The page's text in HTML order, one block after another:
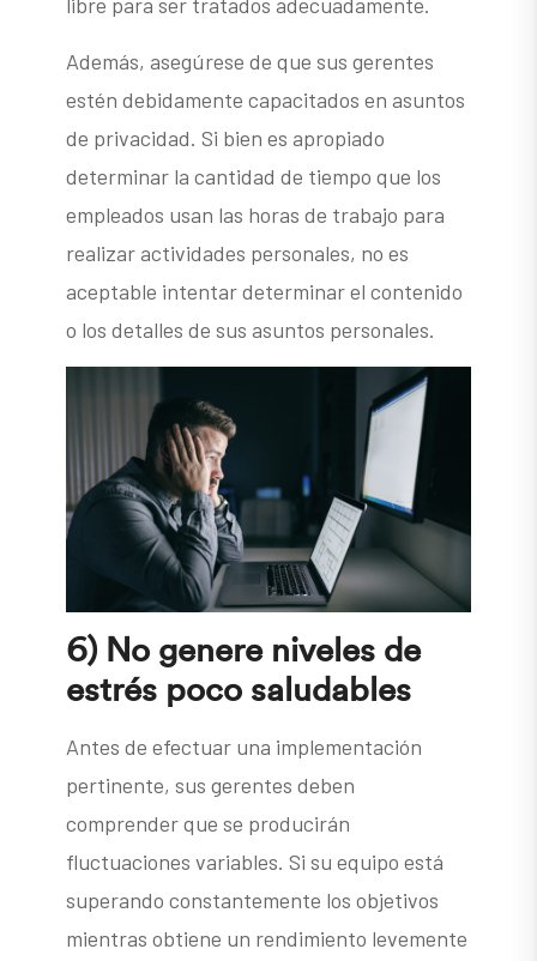
Además, asegúrese de que sus gerentes
estén debidamente capacitados en asuntos
de privacidad. Si bien es apropiado
determinar la cantidad de tiempo que los
empleados usan las horas de trabajo para
realizar actividades personales, no es
aceptable intentar determinar el contenido
o los detalles de sus asuntos personales.
6) No genere niveles de
estrés poco saludables
Antes de efectuar una implementación
pertinente, sus gerentes deben
comprender que se producirán
fluctuaciones variables. Si su equipo está
superando constantemente los objetivos
mientras obtiene un rendimiento levemente